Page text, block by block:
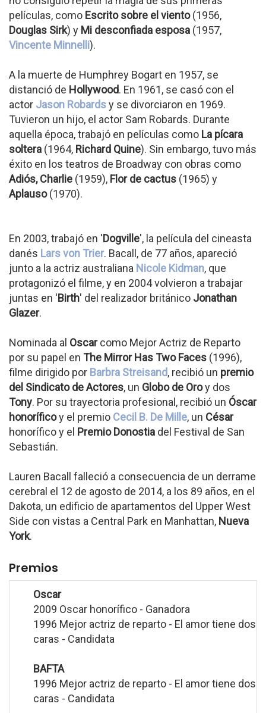
películas, como Escrito sobre el viento(1956,
Douglas Sirk) y Mi desconfiada esposa (1957,
Vincente Minnelli).
A la muerte de Humphrey Bogart en 1957, se
distanció de Hollywood. En 1961, se casó con el
actor Jason Robardsy se divorciaron en 1969.
Tuvieron un hijo, el actor Sam Robards. Durante
aquella época, trabajó en películas como La pícara
soltera (1964, Richard Quine). Sin embargo, tuvo más
éxito en los teatros de Broadway con obras como
Adiós, Charlie (1959), Flor de cactus (1965) y
Aplauso(1970).
En 2003, trabajó en 'Dogville', la película del cineasta
danés Lars von Trier. Bacall, de 77 años, apareció
junto a la actriz australiana Nicole Kidman, que
protagonizó el filme, y en 2004 volvieron a trabajar
juntas en 'Birth' del realizador británico Jonathan
Glazer.
Nominada al Oscarcomo Mejor Actriz de Reparto
por su papel en The Mirror Has Two Faces (1996),
filme dirigido por Barbra Streisand, recibió un premio
del Sindicato de Actores, un Globo de Oroy dos
Tony. Por su trayectoria profesional, recibió un Óscar
honoríficoy el premio Cecil B. De Mille, un César
honorífico y el Premio Donostia del Festival de San
Sebastián.
Lauren Bacall falleció a consecuencia de un derrame
cerebral el 12 de agosto de 2014, a los 89 años, en el
Dakota, un edificio de apartamentos del Upper West
Side con vistas a Central Park en Manhattan, Nueva
York.
Premios
Oscar
2009 Oscar honorífico - Ganadora
1996 Mejor actriz de reparto - El amor tiene dos
caras - Candidata
BAFTA
1996 Mejor actriz de reparto - El amor tiene dos
caras - Candidata